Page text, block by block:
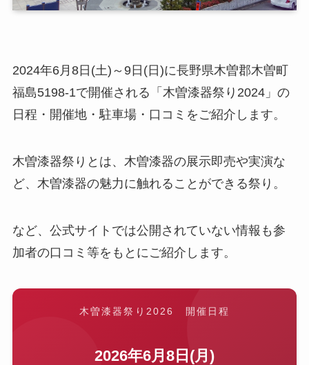
2024年6月8日(土)～9日(日)に長野県木曽郡木曽町
福島5198-1で開催される「木曽漆器祭り2024」の
日程・開催地・駐車場・口コミをご紹介します。
木曽漆器祭りとは、木曽漆器の展示即売や実演な
ど、木曽漆器の魅力に触れることができる祭り。
など、公式サイトでは公開されていない情報も参
加者の口コミ等をもとにご紹介します。
木曽漆器祭り2026 開催日程
2026年6月8日(月)